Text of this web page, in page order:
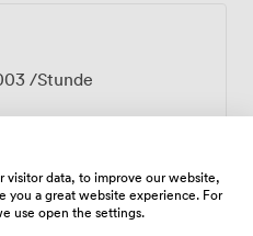
/Stunde
visitor data, to improve our website,
you a great website experience. For
use open the settings.